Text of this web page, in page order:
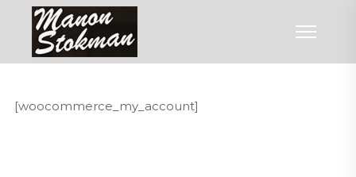
[woocommerce_my_account]